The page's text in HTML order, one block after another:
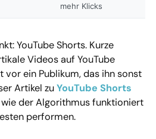
mehr Klicks
YouTube Shorts. Kurze
Videos auf YouTube
vor ein Publikum, das ihn sonst
Artikel zuYouTube Shorts
der Algorithmus funktioniert
performen.